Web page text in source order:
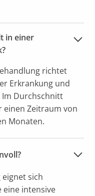
in einer
richtet
Erkrankung und
Durchschnitt
einen Zeitraum von
Monaten.
eignet sich
eine intensive